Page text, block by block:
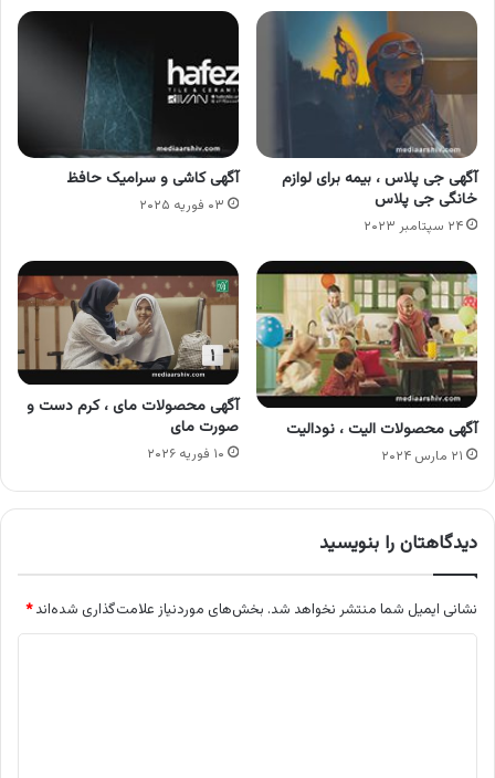
آگهی جی پلاس ، بیمه برای لوازم
خانگی جی پلاس
۲۴ سپتامبر ۲۰۲۳
آگهی کاشی و سرامیک حافظ
۰۳ فوریه ۲۰۲۵
آگهی محصولات الیت ، نودالیت
۲۱ مارس ۲۰۲۴
آگهی محصولات مای ، کرم دست و
صورت مای
۱۰ فوریه ۲۰۲۶
دیدگاهتان را بنویسید
نشانی ایمیل شما منتشر نخواهد شد. بخش‌های موردنیاز علامت‌گذاری شده‌اند*